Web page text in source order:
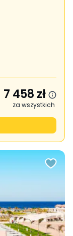
7 458 zł
za wszystkich